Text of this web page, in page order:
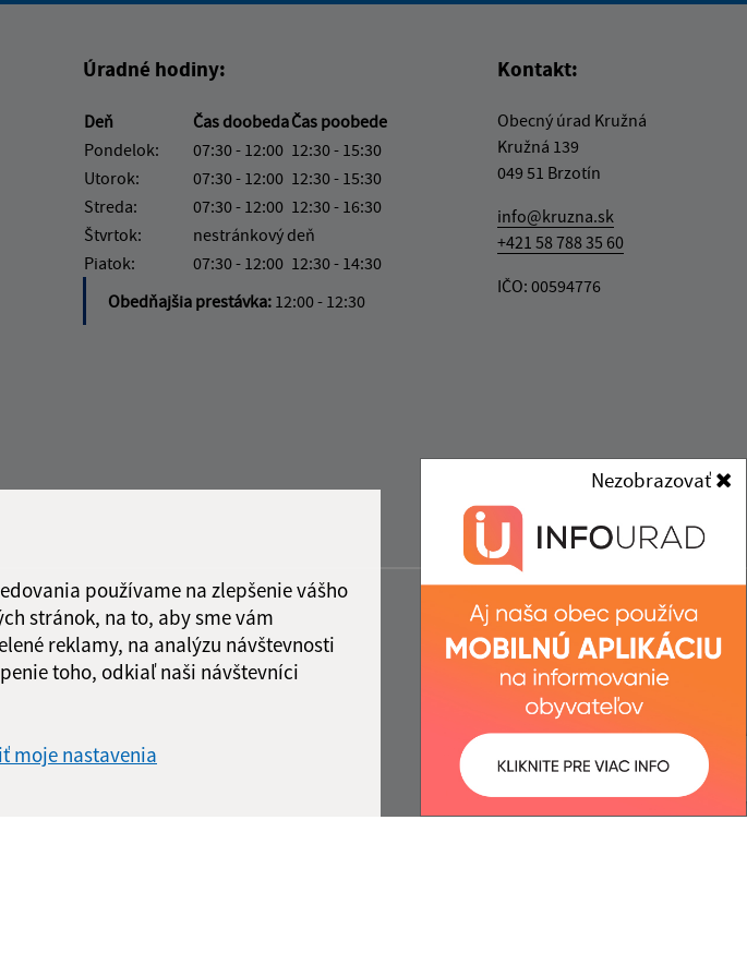
používame na zlepšenie vášho
stránok, na to, aby sme vám
reklamy, na analýzu návštevnosti
toho, odkiaľ naši návštevníci
moje nastavenia
Nezobrazovať
Úradné hodiny:
Deň Čas doobedaČas poobede
Pondelok:
07:30 - 12:00 12:30 - 15:30
Utorok:
07:30 - 12:00 12:30 - 15:30
Streda:
07:30 - 12:00 12:30 - 16:30
Štvrtok:
nestránkový deň
Piatok:
07:30 - 12:00 12:30 - 14:30
Obedňajšia prestávka: 12:00 - 12:30
Kontakt:
Obecný úrad Kružná
Kružná 139
049 51 Brzotín
info@kruzna.sk
+421 58 788 35 60
IČO: 00594776